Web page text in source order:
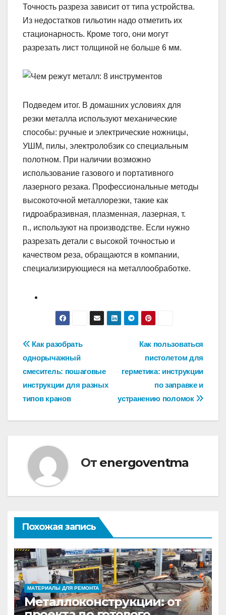
Точность разреза зависит от типа устройства.
Из недостатков гильотин надо отметить их
стационарность. Кроме того, они могут
разрезать лист толщиной не больше 6 мм.
Подведем итог. В домашних условиях для
резки металла используют механические
способы: ручные и электрические ножницы,
УШМ, пилы, электролобзик со специальным
полотном. При наличии возможно
использование газового и портативного
лазерного резака. Профессиональные методы
высокоточной металлорезки, такие как
гидроабразивная, плазменная, лазерная, т.
п., используют на производстве. Если нужно
разрезать детали с высокой точностью и
качеством реза, обращаются в компании,
специализирующиеся на металлообработке.
Навигация
по
записям
Как пользоваться
пистолетом для
герметика: инструкции
по заправке и
устранению поломок
Как разобрать
однорычажный
смеситель: пошаговые
инструкции для разных
типов кранов
От energoventma
Похожая запись
МАТЕРИАЛЫ ДЛЯ РЕМОНТА
Металлоконструкции: от